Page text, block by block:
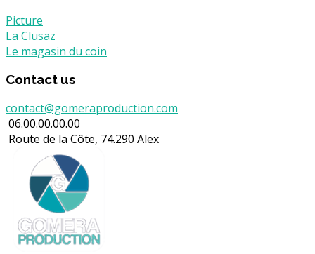
Picture
La Clusaz
Le magasin du coin
Contact us
contact@gomeraproduction.com
06.00.00.00.00
Route de la Côte, 74.290 Alex